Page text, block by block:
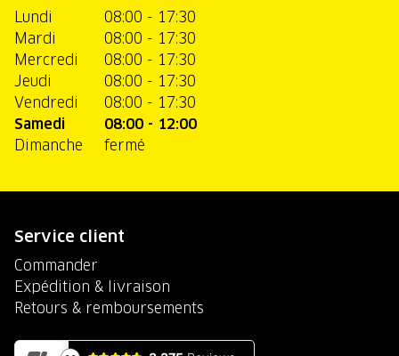
Lundi
08:00 - 17:30
Mardi
08:00 - 17:30
Mercredi
08:00 - 17:30
Jeudi
08:00 - 17:30
Vendredi
08:00 - 17:30
Samedi
08:00 - 12:00
Dimanche
fermé
Service client
Commander
Expédition & livraison
Retours & remboursements